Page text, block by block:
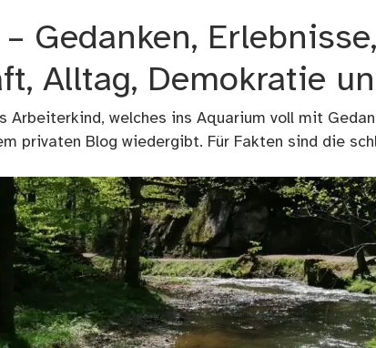
Gedanken,
Alltag, Demokratie
Arbeiterkind, welches ins Aquarium voll mit
privaten Blog wiedergibt. Für Fakten sind die